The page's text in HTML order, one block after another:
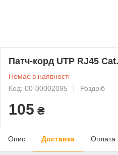
Патч-корд UTP RJ45
Немає в наявності
Код: 00-00002095
Роздріб
105 ₴
Опис Доставка Оплата